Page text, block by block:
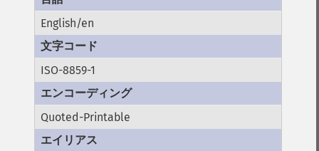
English/en
ISO-8859-1
Quoted-Printable